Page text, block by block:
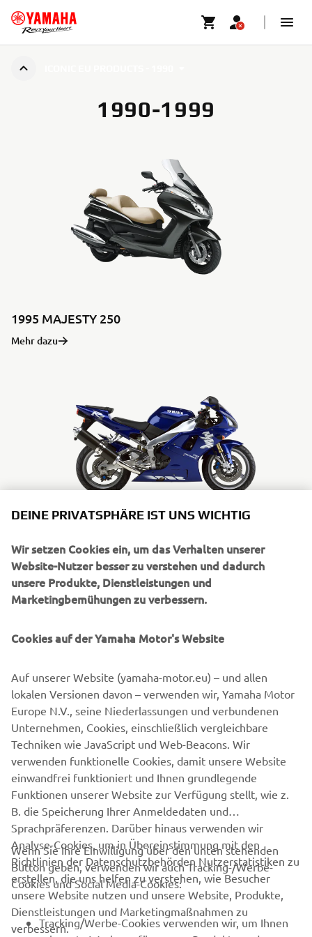
1990-1999
1995 MAJESTY 250
Mehr dazu
1998 YZF-R1
Mehr dazu
2000'S
©Yamaha Motor Europe N.V. / Yamaha Motor Co., Ltd.
The information and/or imagery on these webpages may
never be used for commercial or non-commercial
purposes without the explicit written consent of Yamaha
Motor Europe N.V. and/or Yamaha Motor Co., Ltd.
Always ride in a safe manner and obey all local road laws.
UNTERNEHMEN
DEINE PRIVATSPHÄRE IST UNS WICHTIG
Wir setzen Cookies ein, um das Verhalten unserer
Website-Nutzer besser zu verstehen und dadurch
unsere Produkte, Dienstleistungen und
Marketingbemühungen zu verbessern.
Cookies auf der Yamaha Motor's Website
Auf unserer Website (yamaha-motor.eu) – und allen
lokalen Versionen davon – verwenden wir, Yamaha Motor
Europe N.V., seine Niederlassungen und verbundenen
Unternehmen, Cookies, einschließlich vergleichbare
Techniken wie JavaScript und Web-Beacons. Wir
verwenden funktionelle Cookies, damit unsere Website
einwandfrei funktioniert und Ihnen grundlegende
Funktionen unserer Website zur Verfügung stellt, wie z.
B. die Speicherung Ihrer Anmeldedaten und
Sprachpräferenzen. Darüber hinaus verwenden wir
Analyse-Cookies, um in Übereinstimmung mit den
Richtlinien der Datenschutzbehörden Nutzerstatistiken zu
erstellen, die uns helfen zu verstehen, wie Besucher
unsere Website nutzen und unsere Website, Produkte,
Dienstleistungen und Marketingmaßnahmen zu
verbessern.
Wenn Sie Ihre Einwilligung über den unten stehenden
Button geben, verwenden wir auch Tracking-/Werbe-
Cookies und Social Media-Cookies:
Tracking/Werbe-Cookies verwenden wir, um Ihnen